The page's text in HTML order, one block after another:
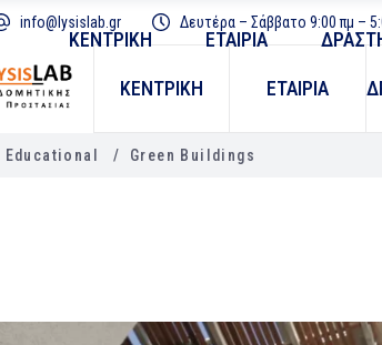
info@lysislab.gr Δευτέρα – Σάββατο 9:00 πμ –
ΚΕΝΤΡΙΚΗ ΕΤΑΙΡΙΑ
ΚΕΝΤΡΙΚΗ ΕΤΑΙΡΙΑ
Educational / Green Buildings